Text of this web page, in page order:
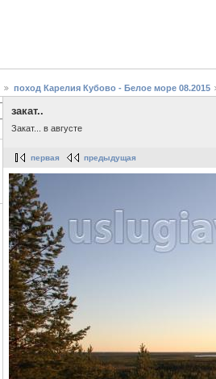
поход Карелия Кубово - Белое море 08.2015
закат..
Закат... в августе
первая предыдущая